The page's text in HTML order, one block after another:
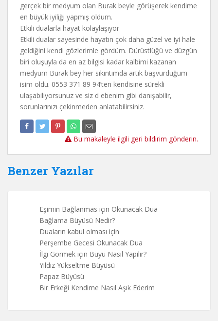
gerçek bir medyum olan Burak beyle görüşerek kendime
en büyük iyiliği yapmış oldum.
Etkili dualarla hayat kolaylaşıyor
Etkili dualar sayesinde hayatın çok daha güzel ve iyi hale
geldiğini kendi gözlerimle gördüm. Dürüstlüğü ve düzgün
biri oluşuyla da en az bilgisi kadar kalbimi kazanan
medyum Burak bey her sıkıntımda artık başvurduğum
isim oldu. 0553 371 89 94’ten kendisine sürekli
ulaşabiliyorsunuz ve siz d ebenim gibi danışabilir,
sorunlarınızı çekinmeden anlatabilirsiniz.
Bu makaleyle ilgili geri bildirim gönderin.
Benzer Yazılar
Eşimin Bağlanmas için Okunacak Dua
Bağlama Büyüsü Nedir?
Duaların kabul olması için
Perşembe Gecesi Okunacak Dua
İlgi Görmek için Büyü Nasıl Yapılır?
Yıldız Yükseltme Büyüsü
Papaz Büyüsü
Bir Erkeği Kendime Nasıl Aşık Ederim